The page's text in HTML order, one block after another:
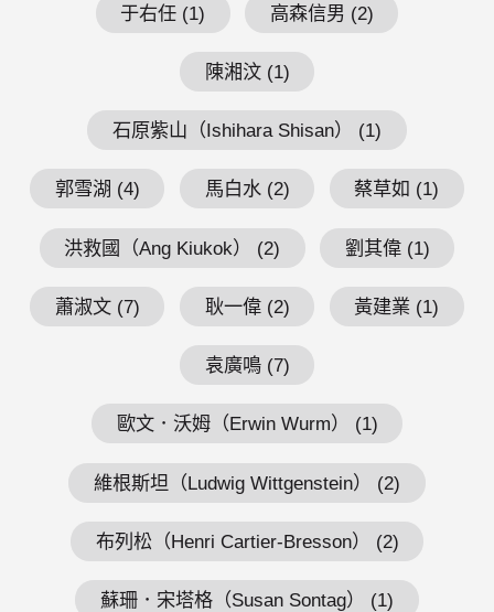
于右任 (1) 高森信男 (2)
陳湘汶 (1)
石原紫山（Ishihara Shisan） (1)
郭雪湖 (4) 馬白水 (2) 蔡草如 (1)
洪救國（Ang Kiukok） (2) 劉其偉 (1)
蕭淑文 (7) 耿一偉 (2) 黃建業 (1)
袁廣鳴 (7)
歐文．沃姆（Erwin Wurm） (1)
維根斯坦（Ludwig Wittgenstein） (2)
布列松（Henri Cartier-Bresson） (2)
蘇珊．宋塔格（Susan Sontag） (1)